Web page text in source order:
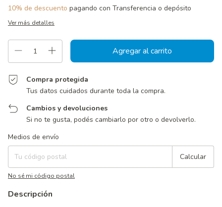
10% de descuento pagando con Transferencia o depósito
Ver más detalles
Compra protegida
Tus datos cuidados durante toda la compra.
Cambios y devoluciones
Si no te gusta, podés cambiarlo por otro o devolverlo.
Entregas para el CP:
Medios de envío
Calcular
No sé mi código postal
Descripción